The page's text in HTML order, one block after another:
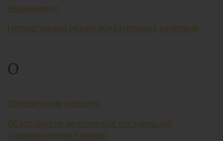
Нерезидент
Нормативный объем обязательных резервов
О
Обеспечение кредита
Обзор других депозитных организаций
(коммерческих банков)